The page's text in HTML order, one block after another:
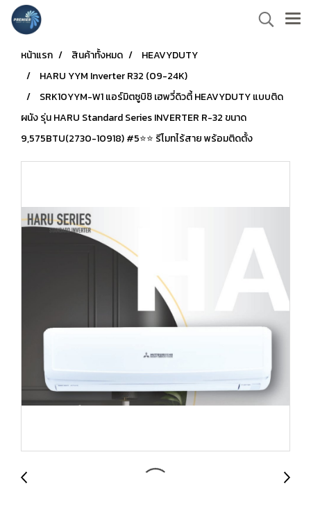
หน้าแรก สินค้าทั้งหมด
HEAVYDUTY
HARU YYM Inverter R32 (09-24K)
SRK10YYM-W1 แอร์มิตซูบิชิ เฮพวี่ดิวตี้ HEAVYDUTY แบบติด
ผนัง รุ่น HARU Standard Series INVERTER R-32 ขนาด
9,575BTU(2730-10918) #5⭐⭐ รีโมทไร้สาย พร้อมติดตั้ง